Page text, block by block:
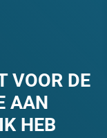
VOOR DE
AAN
HEB